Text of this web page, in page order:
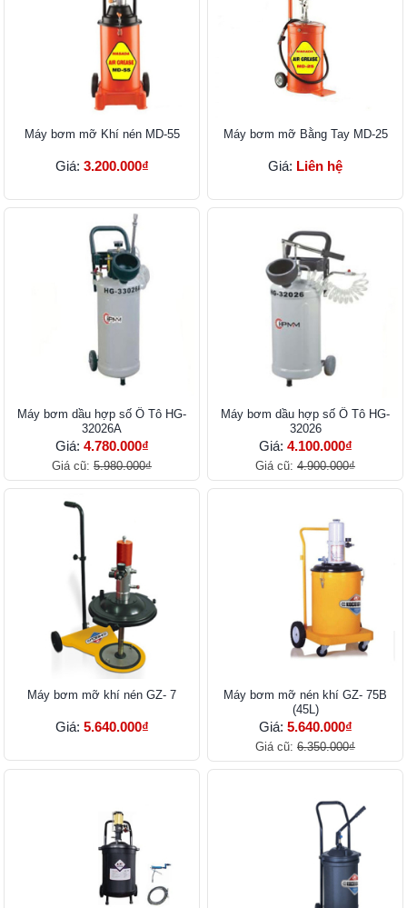
Máy bơm mỡ Khí nén MD-55
Giá: 3.200.000₫
Máy bơm mỡ Bằng Tay MD-25
Giá: Liên hệ
Máy bơm dầu hợp số Ô Tô HG-
32026A
Giá: 4.780.000₫
Giá cũ: 5.980.000₫
Máy bơm dầu hợp số Ô Tô HG-
32026
Giá: 4.100.000₫
Giá cũ: 4.900.000₫
Máy bơm mỡ khí nén GZ- 7
Giá: 5.640.000₫
Máy bơm mỡ nén khí GZ- 75B
(45L)
Giá: 5.640.000₫
Giá cũ: 6.350.000₫